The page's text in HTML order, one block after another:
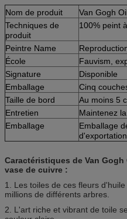
Nom de produit
Van Gogh
Techniques de
produit
100% peint
Peintre Name
École
Fauvism,
Signature
Disponible
Emballage
Cinq
Taille de bord
Au moins 5
Entretien
Maintenez
Emballage
Emballage
d'exportation
Caractéristiques de Van
vase de cuivre :
1. Les toiles de ces fleurs
millions de différents arbres.
2. L'art riche et vibrant de toile